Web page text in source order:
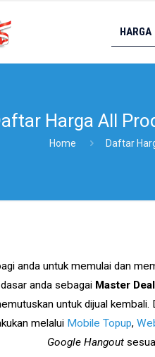
HARGA
Harga All
Home Daftar
anda untuk memulai dan
anda sebagai Master
untuk dijual kembali.
melalui Mobile Topup,
Google Hangout